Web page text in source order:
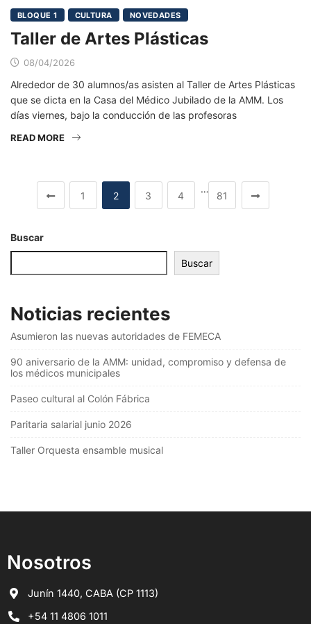
BLOQUE 1 CULTURA NOVEDADES
Taller de Artes Plásticas
08/04/2026
Alrededor de 30 alumnos/as asisten al Taller de Artes Plásticas
que se dicta en la Casa del Médico Jubilado de la AMM. Los
días viernes, bajo la conducción de las profesoras
READ MORE
1 2 3 4
…
81
Buscar
Buscar
Noticias recientes
Asumieron las nuevas autoridades de FEMECA
90 aniversario de la AMM: unidad, compromiso y defensa de
los médicos municipales
Paseo cultural al Colón Fábrica
Paritaria salarial junio 2026
Taller Orquesta ensamble musical
Nosotros
Junín 1440, CABA (CP 1113)
+54 11 4806 1011